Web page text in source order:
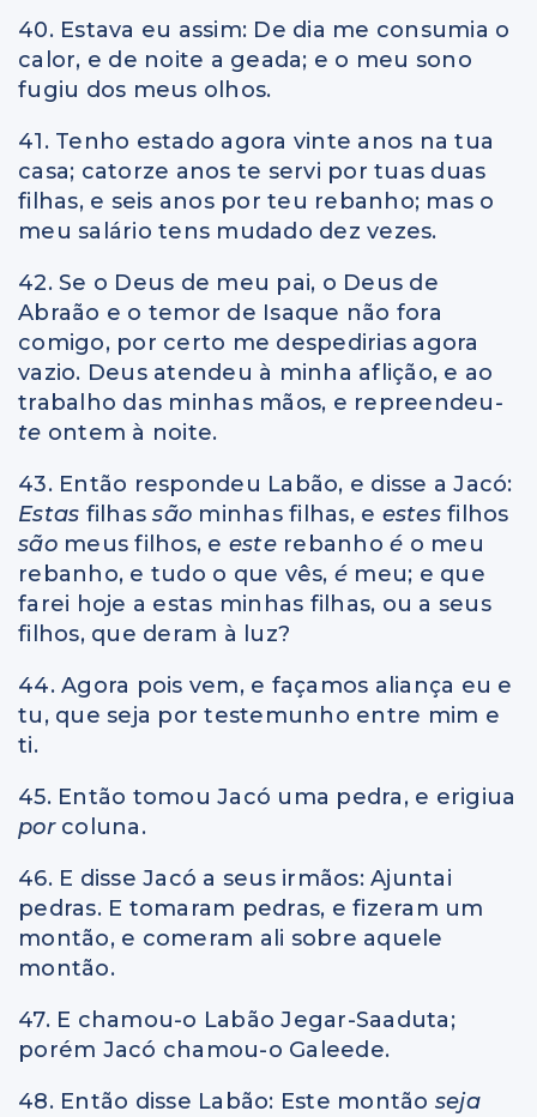
40. Estava eu assim: De dia me consumia o
calor, e de noite a geada; e o meu sono
fugiu dos meus olhos.
41. Tenho estado agora vinte anos na tua
casa; catorze anos te servi por tuas duas
filhas, e seis anos por teu rebanho; mas o
meu salário tens mudado dez vezes.
42. Se o Deus de meu pai, o Deus de
Abraão e o temor de Isaque não fora
comigo, por certo me despedirias agora
vazio. Deus atendeu à minha aflição, e ao
trabalho das minhas mãos, e repreendeu-
te ontem à noite.
43. Então respondeu Labão, e disse a Jacó:
Estas filhassão minhas filhas, e estes filhos
são meus filhos, e este rebanho é o meu
rebanho, e tudo o que vês, é meu; e que
farei hoje a estas minhas filhas, ou a seus
filhos, que deram à luz?
44. Agora pois vem, e façamos aliança eu e
tu, que seja por testemunho entre mim e
ti.
45. Então tomou Jacó uma pedra, e erigiua
por coluna.
46. E disse Jacó a seus irmãos: Ajuntai
pedras. E tomaram pedras, e fizeram um
montão, e comeram ali sobre aquele
montão.
47. E chamou-o Labão Jegar-Saaduta;
porém Jacó chamou-o Galeede.
48. Então disse Labão: Este montão seja